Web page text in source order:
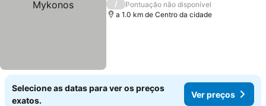
/
Pontuação não disponível
a 1.0 km de Centro da cidade
Selecione as datas para ver os preços
exatos.
Ver preços